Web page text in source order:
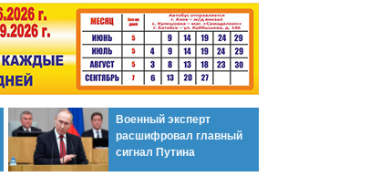
Военный эксперт
расшифровал главный
сигнал Путина